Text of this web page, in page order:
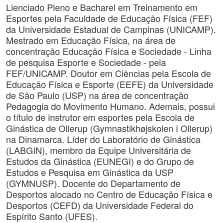
Lienciado Pleno e Bacharel em Treinamento em
Esportes pela Faculdade de Educação Física (FEF)
da Universidade Estadual de Campinas (UNICAMP).
Mestrado em Educação Física, na área de
concentração Educação Física e Sociedade - Linha
de pesquisa Esporte e Sociedade - pela
FEF/UNICAMP. Doutor em Ciências pela Escola de
Educação Física e Esporte (EEFE) da Universidade
de São Paulo (USP) na área de concentração
Pedagogia do Movimento Humano. Ademais, possui
o título de instrutor em esportes pela Escola de
Ginástica de Ollerup (Gymnastikhøjskolen i Ollerup)
na Dinamarca. Líder do Laboratório de Ginástica
(LABGIN), membro da Equipe Universitária de
Estudos da Ginástica (EUNEGI) e do Grupo de
Estudos e Pesquisa em Ginástica da USP
(GYMNUSP). Docente do Departamento de
Desportos alocado no Centro de Educação Física e
Desportos (CEFD) da Universidade Federal do
Espírito Santo (UFES).